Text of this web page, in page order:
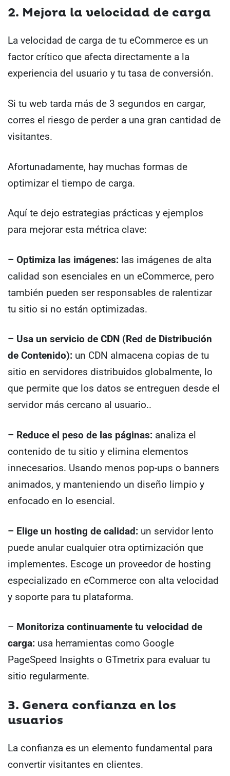
2. Mejora la velocidad de carga
La velocidad de carga de tu eCommerce es un
factor crítico que afecta directamente a la
experiencia del usuario y tu tasa de conversión.
Si tu web tarda más de 3 segundos en cargar,
corres el riesgo de perder a una gran cantidad de
visitantes.
Afortunadamente, hay muchas formas de
optimizar el tiempo de carga.
Aquí te dejo estrategias prácticas y ejemplos
para mejorar esta métrica clave:
– Optimiza las imágenes: las imágenes de alta
calidad son esenciales en un eCommerce, pero
también pueden ser responsables de ralentizar
tu sitio si no están optimizadas.
– Usa un servicio de CDN (Red de Distribución
de Contenido): un CDN almacena copias de tu
sitio en servidores distribuidos globalmente, lo
que permite que los datos se entreguen desde el
servidor más cercano al usuario..
– Reduce el peso de las páginas: analiza el
contenido de tu sitio y elimina elementos
innecesarios. Usando menos pop-ups o banners
animados, y manteniendo un diseño limpio y
enfocado en lo esencial.
– Elige un hosting de calidad: un servidor lento
puede anular cualquier otra optimización que
implementes. Escoge un proveedor de hosting
especializado en eCommerce con alta velocidad
y soporte para tu plataforma.
– Monitoriza continuamente tu velocidad de
carga: usa herramientas como Google
PageSpeed Insights o GTmetrix para evaluar tu
sitio regularmente.
3. Genera confianza en los
usuarios
La confianza es un elemento fundamental para
convertir visitantes en clientes.